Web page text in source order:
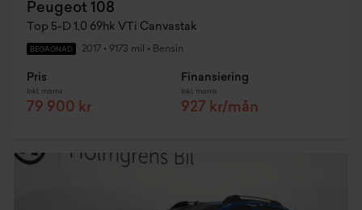
Peugeot 108
Top 5-D 1,0 69hk VTi Canvastak
BEGAGNAD 2017 • 9173 mil • Bensin
Pris
Inkl. moms
79 900 kr
Finansiering
Inkl. moms
927 kr/mån